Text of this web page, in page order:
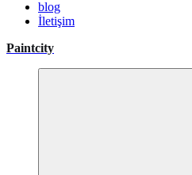
blog
İletişim
Paintcity